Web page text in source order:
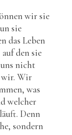
wir sie
sie
das Leben
den sie
nicht
wir. Wir
was
welcher
Denn
sondern